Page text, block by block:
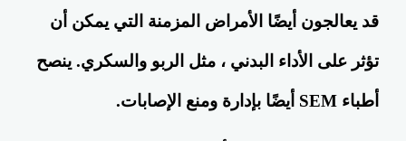
قد يعالجون أيضًا الأمراض المزمنة التي يمكن أن
تؤثر على الأداء البدني ، مثل الربو والسكري. ينصح
أطباء SEM أيضًا بإدارة ومنع الإصابات.